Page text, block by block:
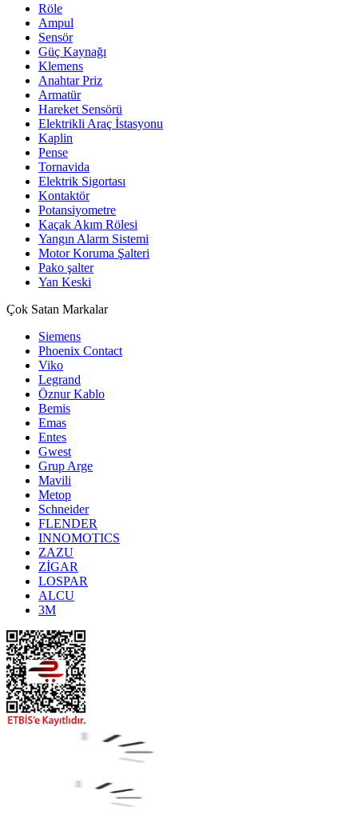
Röle
Ampul
Sensör
Güç Kaynağı
Klemens
Anahtar Priz
Armatür
Hareket Sensörü
Elektrikli Araç İstasyonu
Kaplin
Pense
Tornavida
Elektrik Sigortası
Kontaktör
Potansiyometre
Kaçak Akım Rölesi
Yangın Alarm Sistemi
Motor Koruma Şalteri
Pako şalter
Yan Keski
Çok Satan Markalar
Siemens
Phoenix Contact
Viko
Legrand
Öznur Kablo
Bemis
Emas
Entes
Gwest
Grup Arge
Mavili
Metop
Schneider
FLENDER
INNOMOTICS
ZAZU
ZİGAR
LOSPAR
ALCU
3M